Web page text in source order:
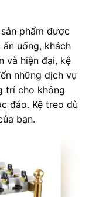
phẩm được
uống, khách
và hiện đại, kệ
những dịch vụ
trí cho không
đáo. Kệ treo dù
bạn.